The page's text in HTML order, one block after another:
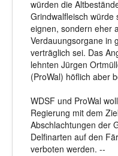
würden die
Grindwalfleisch würde
eignen, sondern eher
Verdauungsorgane in
verträglich sei. Das
lehnten Jürgen
(ProWal) höflich aber
WDSF und ProWal
Regierung mit dem
Abschlachtungen der
Delfinarten auf den
verboten werden. --